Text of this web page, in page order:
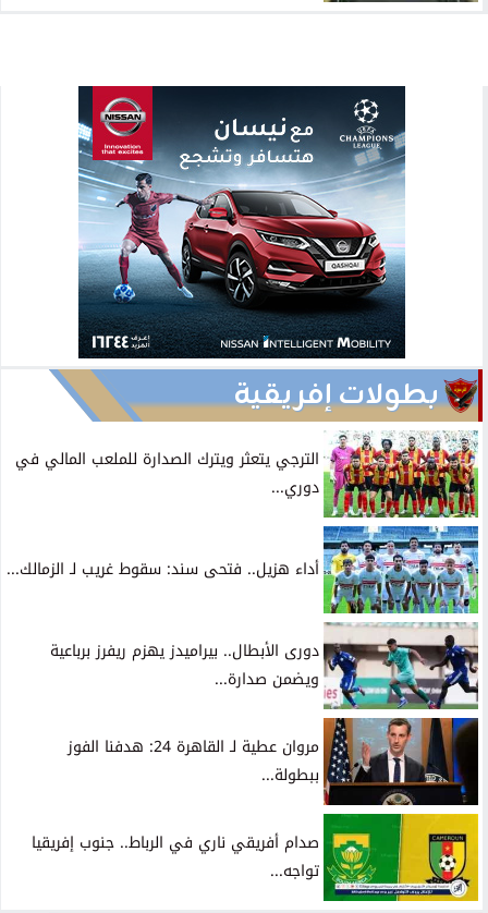
بطولات إفريقية
الترجي يتعثر ويترك الصدارة للملعب المالي في
دوري...
أداء هزيل.. فتحى سند: سقوط غريب لـ الزمالك...
دورى الأبطال.. بيراميدز يهزم ريفرز برباعية
ويضمن صدارة...
مروان عطية لـ القاهرة 24: هدفنا الفوز
ببطولة...
صدام أفريقي ناري في الرباط.. جنوب إفريقيا
تواجه...